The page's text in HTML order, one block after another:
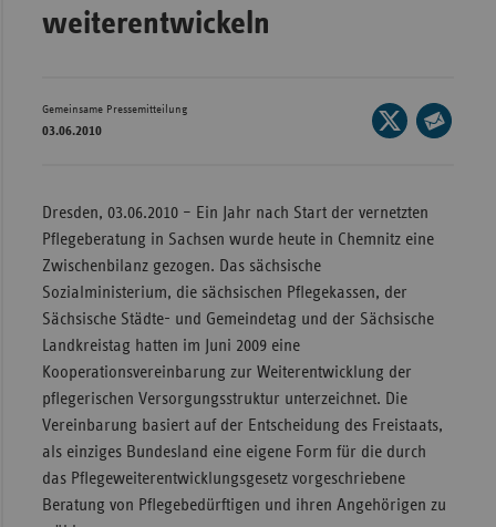
weiterentwickeln
Gemeinsame Pressemitteilung
03.06.2010
Seite
auf
Dresden, 03.06.2010 – Ein Jahr nach Start der vernetzten
Pflegeberatung in Sachsen wurde heute in Chemnitz eine
Zwischenbilanz gezogen. Das sächsische
Sozialministerium, die sächsischen Pflegekassen, der
Sächsische Städte- und Gemeindetag und der Sächsische
Landkreistag hatten im Juni 2009 eine
Kooperationsvereinbarung zur Weiterentwicklung der
pflegerischen Versorgungsstruktur unterzeichnet. Die
Vereinbarung basiert auf der Entscheidung des Freistaats,
als einziges Bundesland eine eigene Form für die durch
das Pflegeweiterentwicklungsgesetz vorgeschriebene
Beratung von Pflegebedürftigen und ihren Angehörigen zu